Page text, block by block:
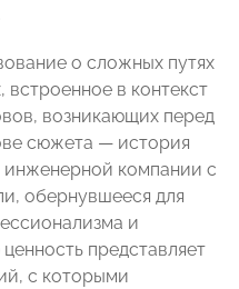
о сложных путях
встроенное в контекст
возникающих перед
сюжета — история
компании с
обернувшееся для
и
представляет
с которыми